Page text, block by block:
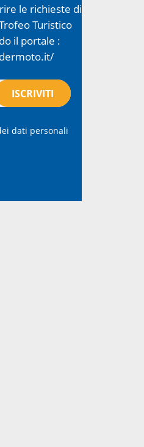
le richieste di
Turistico
il portale :
dati personali